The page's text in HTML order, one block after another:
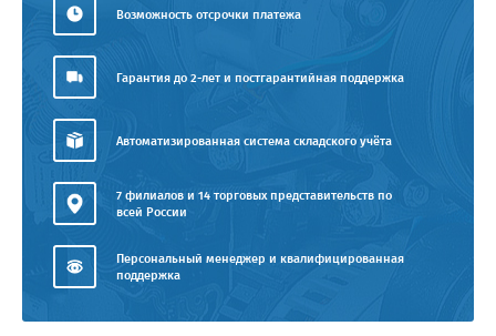
Возможность отсрочки платежа
Гарантия до 2-лет и постгарантийная поддержка
Автоматизированная система складского учёта
7 филиалов и 14 торговых представительств по
всей России
Персональный менеджер и квалифицированная
поддержка